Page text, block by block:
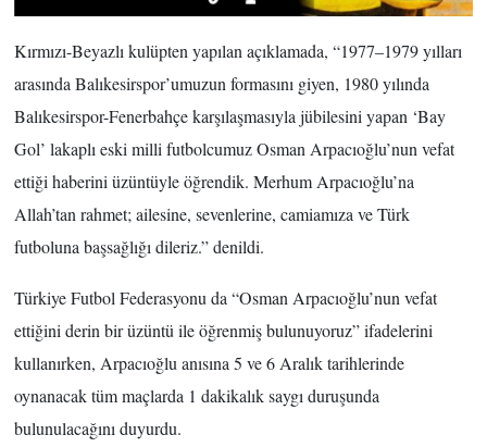
Kırmızı-Beyazlı kulüpten yapılan açıklamada, “1977–1979 yılları
arasında Balıkesirspor’umuzun formasını giyen, 1980 yılında
Balıkesirspor-Fenerbahçe karşılaşmasıyla jübilesini yapan ‘Bay
Gol’ lakaplı eski milli futbolcumuz Osman Arpacıoğlu’nun vefat
ettiği haberini üzüntüyle öğrendik. Merhum Arpacıoğlu’na
Allah’tan rahmet; ailesine, sevenlerine, camiamıza ve Türk
futboluna başsağlığı dileriz.” denildi.
Türkiye Futbol Federasyonu da “Osman Arpacıoğlu’nun vefat
ettiğini derin bir üzüntü ile öğrenmiş bulunuyoruz” ifadelerini
kullanırken, Arpacıoğlu anısına 5 ve 6 Aralık tarihlerinde
oynanacak tüm maçlarda 1 dakikalık saygı duruşunda
bulunulacağını duyurdu.